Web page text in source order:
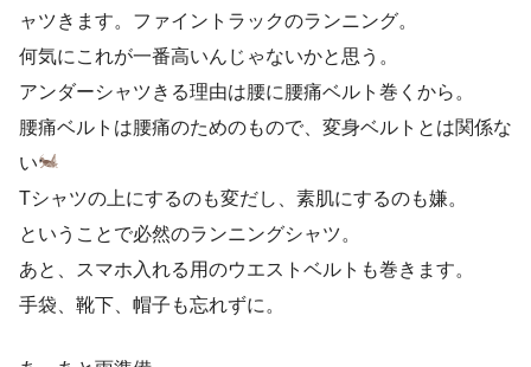
ャツきます。ファイントラックのランニング。
何気にこれが一番高いんじゃないかと思う。
アンダーシャツきる理由は腰に腰痛ベルト巻くから。
腰痛ベルトは腰痛のためのもので、変身ベルトとは関係な
い
Tシャツの上にするのも変だし、素肌にするのも嫌。
ということで必然のランニングシャツ。
あと、スマホ入れる用のウエストベルトも巻きます。
手袋、靴下、帽子も忘れずに。